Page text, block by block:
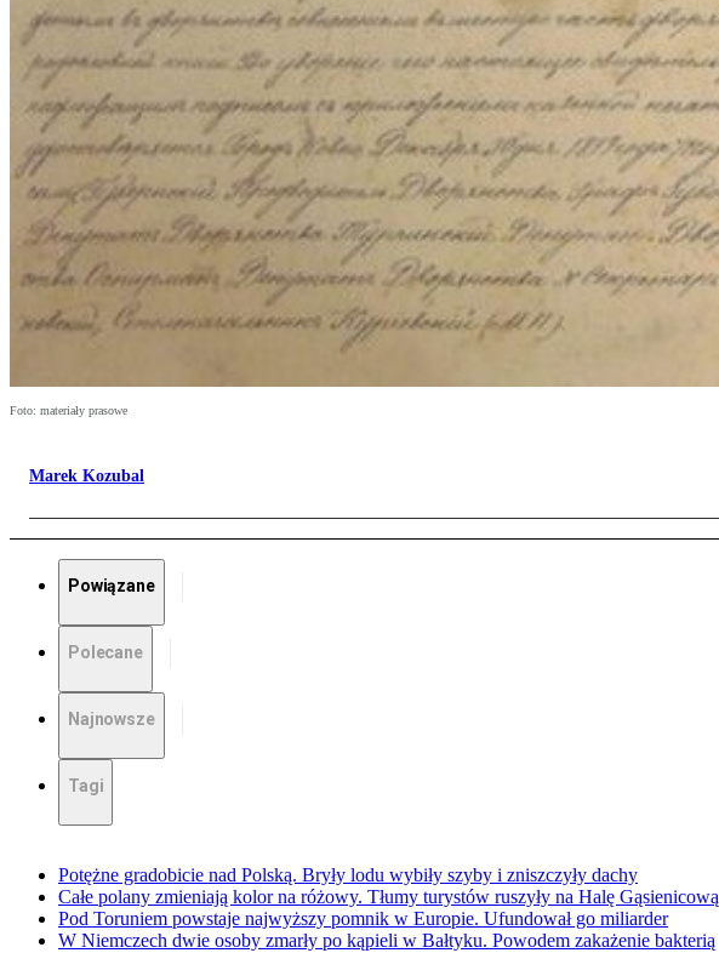
Foto: materiały prasowe
Marek Kozubal
Powiązane
Polecane
Najnowsze
Tagi
Potężne gradobicie nad Polską. Bryły lodu wybiły szyby i zniszczyły dachy
Całe polany zmieniają kolor na różowy. Tłumy turystów ruszyły na Halę Gąsienicową
Pod Toruniem powstaje najwyższy pomnik w Europie. Ufundował go miliarder
W Niemczech dwie osoby zmarły po kąpieli w Bałtyku. Powodem zakażenie bakterią